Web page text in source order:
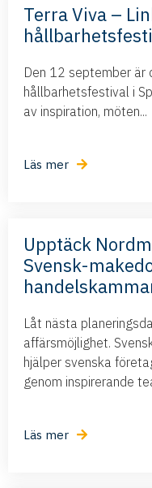
Terra Viva –
Den 12 september är
hållbarhetsfestival i
av inspiration, möten...
Läs mer
Upptäck
Svensk-
Låt nästa
affärsmöjlighet.
hjälper svenska
genom inspirerande
Läs mer